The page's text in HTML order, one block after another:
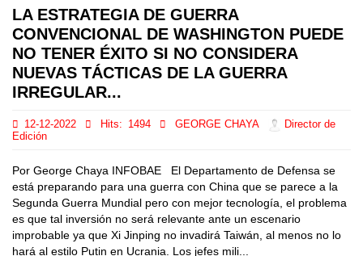
LA ESTRATEGIA DE GUERRA
CONVENCIONAL DE WASHINGTON PUEDE
NO TENER ÉXITO SI NO CONSIDERA
NUEVAS TÁCTICAS DE LA GUERRA
IRREGULAR...
12-12-2022 Hits: 1494 GEORGE CHAYA
Director de
Edición
Por George Chaya INFOBAE El Departamento de Defensa se
está preparando para una guerra con China que se parece a la
Segunda Guerra Mundial pero con mejor tecnología, el problema
es que tal inversión no será relevante ante un escenario
improbable ya que Xi Jinping no invadirá Taiwán, al menos no lo
hará al estilo Putin en Ucrania. Los jefes mili...